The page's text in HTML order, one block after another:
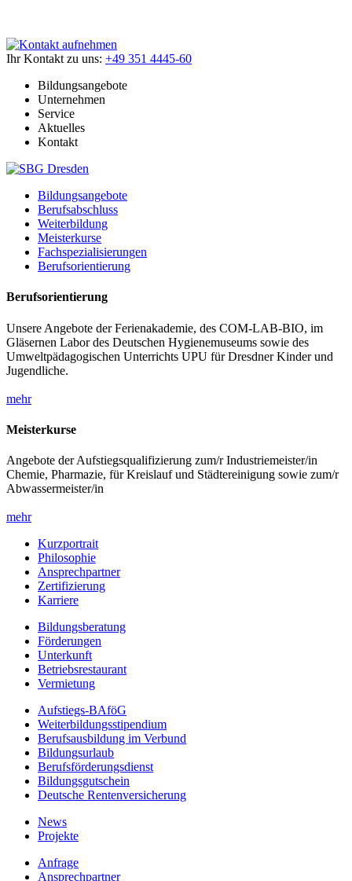
Ihr Kontakt zu uns: +49 351 4445-60
Bildungsangebote
Unternehmen
Service
Aktuelles
Kontakt
Bildungsangebote
Berufsabschluss
Weiterbildung
Meisterkurse
Fachspezialisierungen
Berufsorientierung
Berufsorientierung
Unsere Angebote der Ferienakademie, des COM-LAB-BIO, im
Gläsernen Labor des Deutschen Hygienemuseums sowie des
Umweltpädagogischen Unterrichts UPU für Dresdner Kinder und
Jugendliche.
mehr
Meisterkurse
Angebote der Aufstiegsqualifizierung zum/r Industriemeister/in
Chemie, Pharmazie, für Kreislauf und Städtereinigung sowie zum/r
Abwassermeister/in
mehr
Kurzportrait
Philosophie
Ansprechpartner
Zertifizierung
Karriere
Bildungsberatung
Förderungen
Unterkunft
Betriebsrestaurant
Vermietung
Aufstiegs-BAföG
Weiterbildungsstipendium
Berufsausbildung im Verbund
Bildungsurlaub
Berufsförderungsdienst
Bildungsgutschein
Deutsche Rentenversicherung
News
Projekte
Anfrage
Ansprechpartner